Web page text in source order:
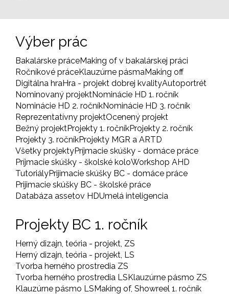
Výber prác
Bakalárske práceMaking of v bakalárskej práci
Ročníkové práceKlauzúrne pásmaMaking off
Digitálna hraHra - projekt dobrej kvalityAutoportrét
Nominovaný projektNominácie HD 1. ročník
Nominácie HD 2. ročníkNominácie HD 3. ročník
Reprezentatívny projektOcenený projekt
Bežný projektProjekty 1. ročníkProjekty 2. ročník
Projekty 3. ročníkProjekty MGR a ARTD
Všetky projektyPríjmacie skúšky - domáce práce
Príjmacie skúšky - školské koloWorkshop AHD
TutoriályPrijimacie skúšky BC - domáce práce
Prijimacie skúšky BC - školské práce
Databáza assetov HDUmelá inteligencia
Projekty BC 1. ročník
Herný dizajn, teória - projekt, ZS
Herný dizajn, teória - projekt, LS
Tvorba herného prostredia ZS
Tvorba herného prostredia LSKlauzúrne pásmo ZS
Klauzúrne pásmo LSMaking of, Showreel 1. ročník